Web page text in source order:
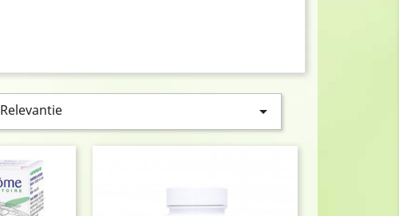
Relevantie 